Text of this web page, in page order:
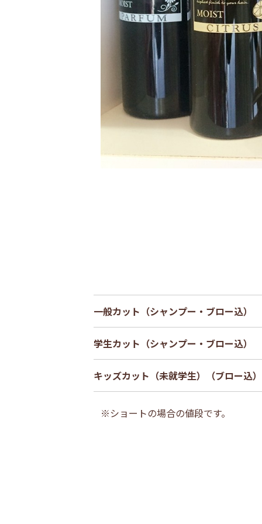
一般カット（シャンプー・ブロー込）
学生カット（シャンプー・ブロー込）
キッズカット（未就学生）（ブロー込）
※ショートの場合の値段です。